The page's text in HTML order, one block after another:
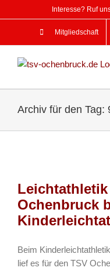
Inhalt
Interesse? Ruf
Mitgliedschaft
Archiv für den Tag:
Ochenbruck
Beim
lief es für den TSV